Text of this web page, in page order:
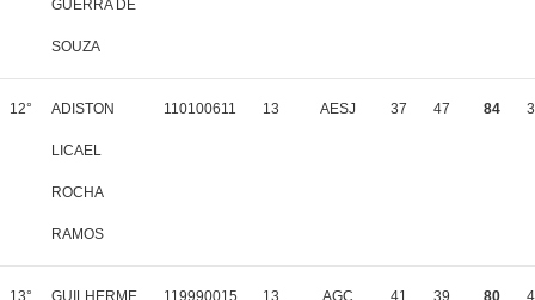
GUERRA DE
SOUZA
12° ADISTON
LICAEL
ROCHA
RAMOS
110100611 13 AESJ 37 47 84
13° GUILHERME 119990015 13 AGC 41 39 80